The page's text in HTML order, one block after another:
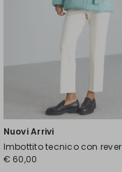
Nuovi Arrivi
Imbottito tecnico con rever
€ 60,00